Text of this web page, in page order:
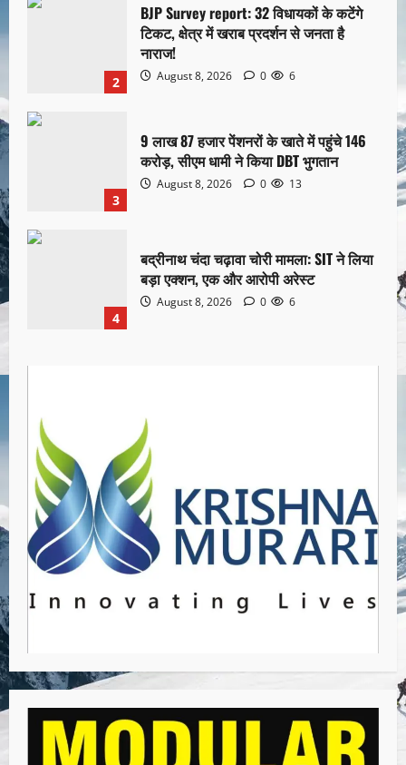
2
BJP Survey report: 32 विधायकों के कटेंगे
टिकट, क्षेत्र में खराब प्रदर्शन से जनता है
नाराज!
August 8, 2026 0 6
3
9 लाख 87 हजार पेंशनरों के खाते में पहुंचे 146
करोड़, सीएम धामी ने किया DBT भुगतान
August 8, 2026 0 13
4
बद्रीनाथ चंदा चढ़ावा चोरी मामला: SIT ने लिया
बड़ा एक्शन, एक और आरोपी अरेस्ट
August 8, 2026 0 6